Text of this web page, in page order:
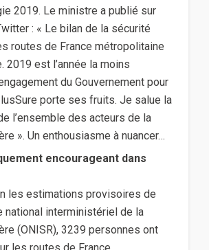
2019. Le ministre a publié sur
: « Le bilan de la sécurité
routes de France métropolitaine
2019 est l’année la moins
du Gouvernement pour
porte ses fruits. Je salue la
l’ensemble des acteurs de la
». Un enthousiasme à nuancer…
encourageant dans
les estimations provisoires de
national interministériel de la
(ONISR), 3239 personnes ont